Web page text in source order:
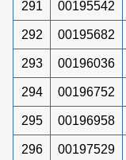
291 00195542
292 00195682
293 00196036
294 00196752
295 00196958
296 00197529